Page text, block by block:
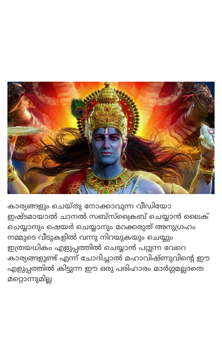
കാര്യങ്ങളും ചെയ്തു നോക്കാവുന്ന വീഡിയോ
ഇഷ്ടമായാൽ ചാനൽ സബ്സ്ക്രൈബ് ചെയ്യാൻ ലൈക്
ചെയ്യാനും ഷെയർ ചെയ്യാനും മറക്കരുത് അനുഗ്രഹം
നമ്മുടെ വീടുകളിൽ വന്നു നിറയുകയും ചെയ്യും
ഇത്രയധികം എളുപ്പത്തിൽ ചെയ്യാൻ പറ്റുന്ന വേറെ
കാര്യങ്ങളുണ്ട് എന്ന് ചോദിച്ചാൽ മഹാവിഷ്ണുവിന്റെ ഈ
എളുപ്പത്തിൽ കിട്ടുന്ന ഈ ഒരു പരിഹാരം മാർഗ്ഗമല്ലാതെ
മറ്റൊന്നുമില്ല